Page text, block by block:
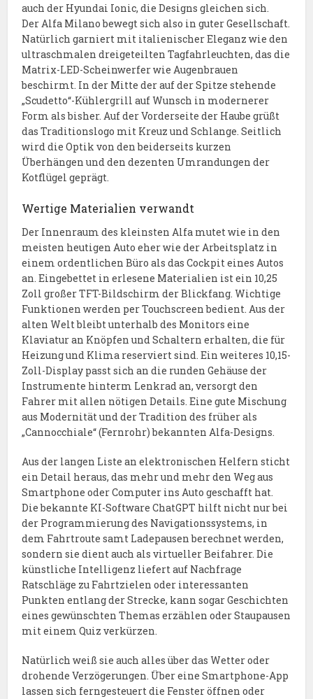
auch der Hyundai Ionic, die Designs gleichen sich.
Der Alfa Milano bewegt sich also in guter Gesellschaft.
Natürlich garniert mit italienischer Eleganz wie den
ultraschmalen dreigeteilten Tagfahrleuchten, das die
Matrix-LED-Scheinwerfer wie Augenbrauen
beschirmt. In der Mitte der auf der Spitze stehende
„Scudetto“-Kühlergrill auf Wunsch in modernerer
Form als bisher. Auf der Vorderseite der Haube grüßt
das Traditionslogo mit Kreuz und Schlange. Seitlich
wird die Optik von den beiderseits kurzen
Überhängen und den dezenten Umrandungen der
Kotflügel geprägt.
Wertige Materialien verwandt
Der Innenraum des kleinsten Alfa mutet wie in den
meisten heutigen Auto eher wie der Arbeitsplatz in
einem ordentlichen Büro als das Cockpit eines Autos
an. Eingebettet in erlesene Materialien ist ein 10,25
Zoll großer TFT-Bildschirm der Blickfang. Wichtige
Funktionen werden per Touchscreen bedient. Aus der
alten Welt bleibt unterhalb des Monitors eine
Klaviatur an Knöpfen und Schaltern erhalten, die für
Heizung und Klima reserviert sind. Ein weiteres 10,15-
Zoll-Display passt sich an die runden Gehäuse der
Instrumente hinterm Lenkrad an, versorgt den
Fahrer mit allen nötigen Details. Eine gute Mischung
aus Modernität und der Tradition des früher als
„Cannocchiale“ (Fernrohr) bekannten Alfa-Designs.
Aus der langen Liste an elektronischen Helfern sticht
ein Detail heraus, das mehr und mehr den Weg aus
Smartphone oder Computer ins Auto geschafft hat.
Die bekannte KI-Software ChatGPT hilft nicht nur bei
der Programmierung des Navigationssystems, in
dem Fahrtroute samt Ladepausen berechnet werden,
sondern sie dient auch als virtueller Beifahrer. Die
künstliche Intelligenz liefert auf Nachfrage
Ratschläge zu Fahrtzielen oder interessanten
Punkten entlang der Strecke, kann sogar Geschichten
eines gewünschten Themas erzählen oder Staupausen
mit einem Quiz verkürzen.
Natürlich weiß sie auch alles über das Wetter oder
drohende Verzögerungen. Über eine Smartphone-App
lassen sich ferngesteuert die Fenster öffnen oder